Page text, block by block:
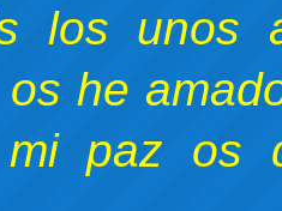
los unos
he
paz os